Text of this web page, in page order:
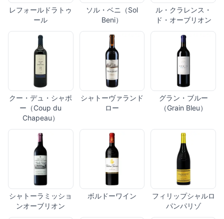
レフォールドラトゥ
ール
ソル・ベニ（Sol
Beni）
ル・クラレンス・
ド・オーブリオン
クー・デュ・シャポ
ー（Coup du
Chapeau）
シャトーヴァランド
ロー
グラン・ブルー
（Grain Bleu）
シャトーラミッショ
ンオーブリオン
ボルドーワイン
フィリップシャルロ
パンパリゾ